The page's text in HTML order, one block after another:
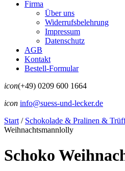
Firma
Über uns
Widerrufsbelehrung
Impressum
Datenschutz
AGB
Kontakt
Bestell-Formular
icon(+49) 0209 600 1664
icon info@suess-und-lecker.de
Start / Schokolade & Pralinen &
Weihnachtsmannlolly
Schoko